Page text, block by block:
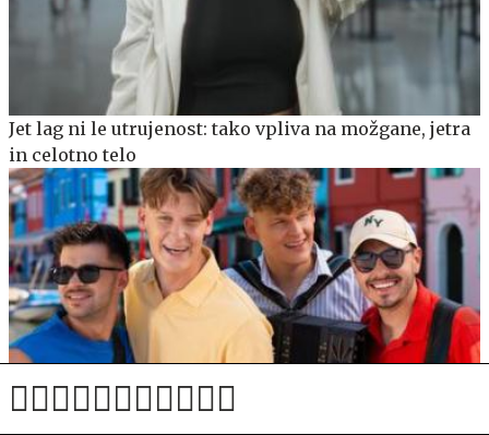
Jet lag ni le utrujenost: tako vpliva na možgane, jetra
in celotno telo